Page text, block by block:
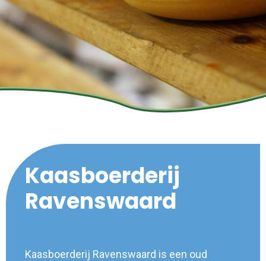
Kaasboerderij
Ravenswaard
Kaasboerderij Ravenswaard is een oud